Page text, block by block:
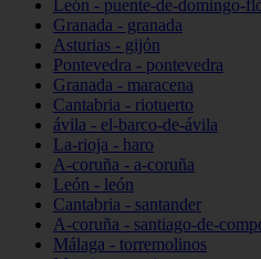
León - puente-de-domingo-
Granada - granada
Asturias - gijón
Pontevedra - pontevedra
Granada - maracena
Cantabria - riotuerto
ávila - el-barco-de-ávila
La-rioja - haro
A-coruña - a-coruña
León - león
Cantabria - santander
A-coruña - santiago-de-
Málaga - torremolinos